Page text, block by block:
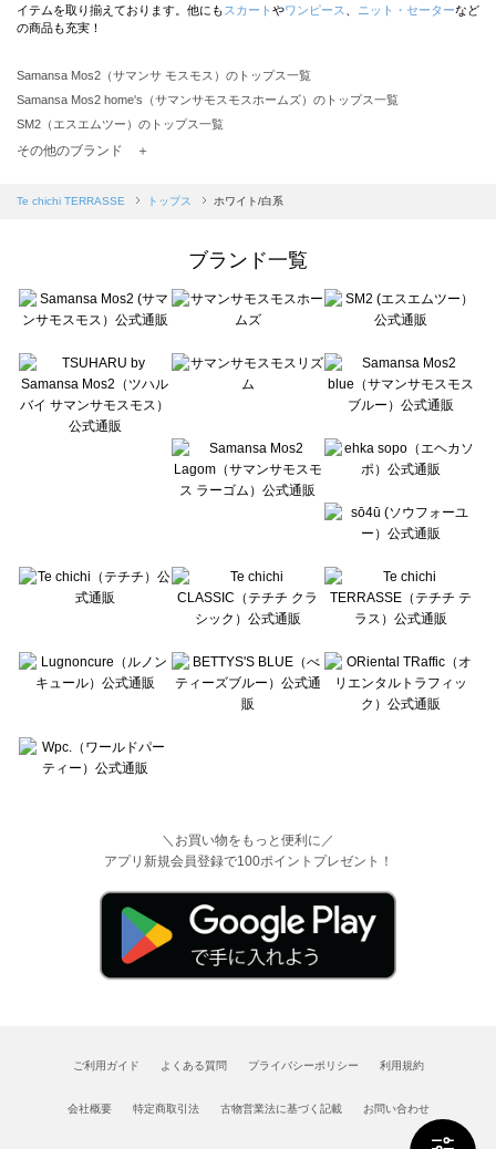
イテムを取り揃えております。他にも スカート やワンピース ニット・セーターなど
の商品も充実！
Samansa Mos2（サマンサ モスモス）のトップス一覧
Samansa Mos2 home's（サマンサモスモスホームズ）のトップス一覧
SM2（エスエムツー）のトップス一覧
TSUHARU by Samansa Mos2（ツハルバイサマンサモスモス）のトップス一覧
Samansa Mos2 blue（サマンサモスモス ブルー）のトップス一覧
sō4ū（ソウフォーユー）のトップス一覧
Te chichi（テチチ）のトップス一覧
Te chichi CLASSIC（テチチ クラシック）のトップス一覧
Lugnoncure（ルノンキュール）のトップス一覧
BETTY'S BLUE（べティーズブルー）のトップス一覧
Wpc.（ワールドパーティー）のトップス一覧
その他のブランド ＋
Te chichi TERRASSE トップス ホワイト/白系
ブランド一覧
＼お買い物をもっと便利に／
アプリ新規会員登録で100ポイントプレゼント！
ご利用ガイド よくある質問 プライバシーポリシー 利用規約
会社概要 特定商取引法 古物営業法に基づく記載 お問い合わせ